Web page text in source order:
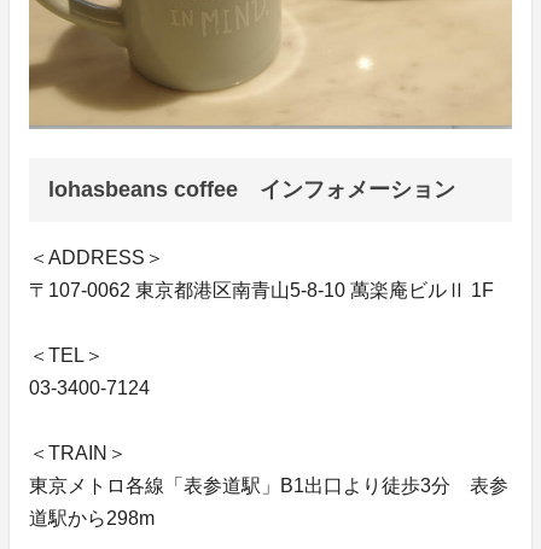
lohasbeans coffee インフォメーション
＜ADDRESS＞
〒107-0062 東京都港区南青山5-8-10 萬楽庵ビルⅡ 1F
＜TEL＞
03-3400-7124
＜TRAIN＞
東京メトロ各線「表参道駅」B1出口より徒歩3分 表参
道駅から298m